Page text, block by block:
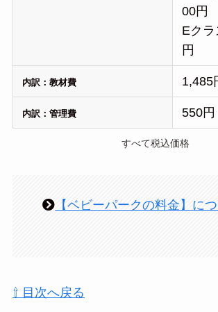
00円
Eク
円
内訳：教材費 1,485
内訳：管理費 550円
すべて税込価格
【ベビーパークの料金】に
⇧ 目次へ戻る